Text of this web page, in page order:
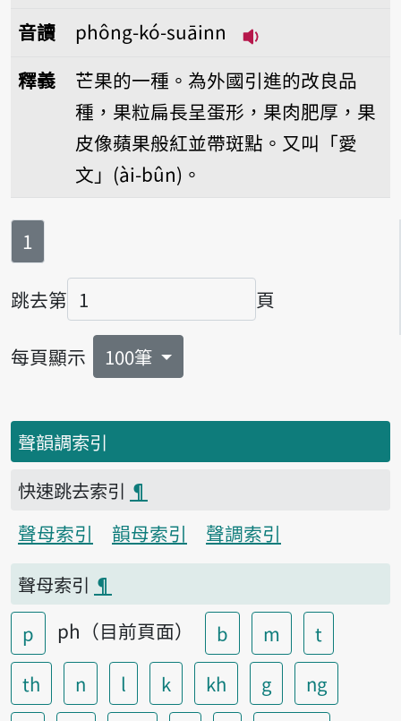
音讀
phông-kó-suāinn
釋義
芒果的一種。為外國引進的改良品
種，果粒扁長呈蛋形，果肉肥厚，果
皮像蘋果般紅並帶斑點。又叫「愛
文」(ài-bûn)。
第
1
跳去第
頁碼
頁
每頁顯示 100筆
聲韻調索引
快速跳去索引 ¶
聲母索引
韻母索引
聲調索引
聲母索引 ¶
p
ph（目前頁面） b m
t
th
n l k kh g
ng